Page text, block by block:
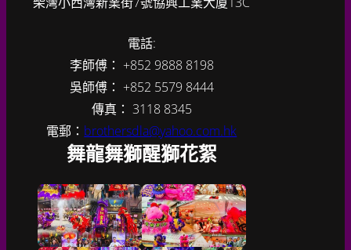
電話:
李師傅： +852 9888 8198
吳師傅： +852 5579 8444
傳真： 3118 8345
電郵： brothersdla@yahoo.com.hk
舞龍舞獅醒獅花絮